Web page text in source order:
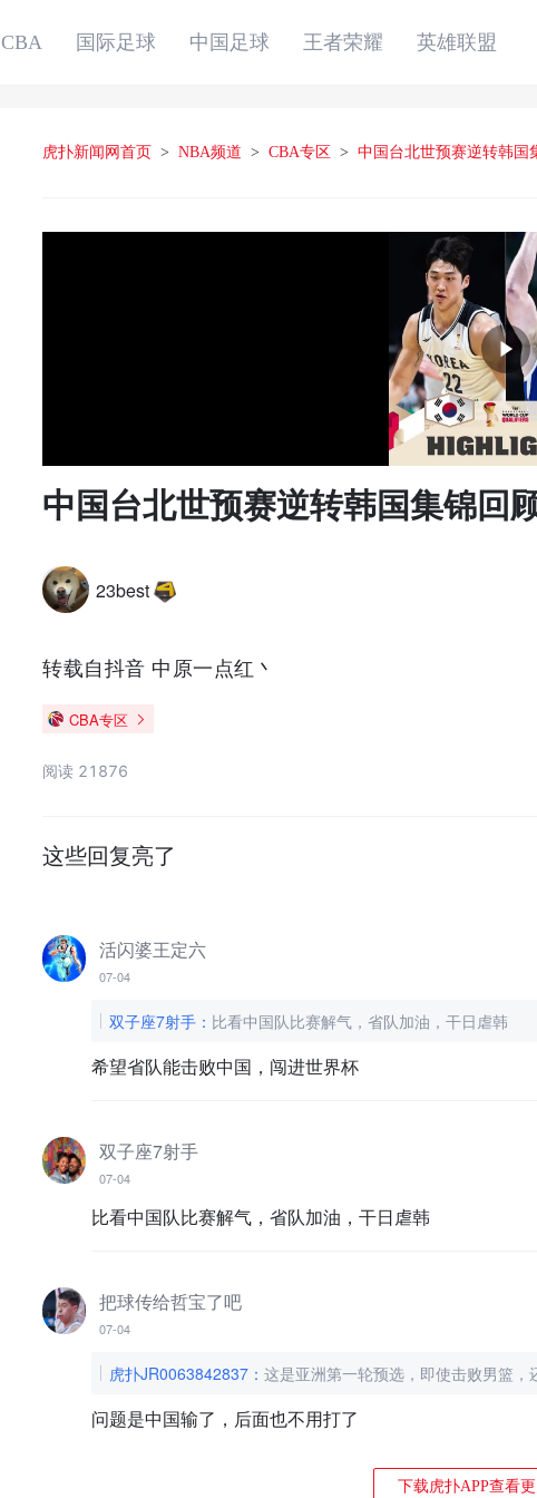
CBA 国际足球 中国足球 王者荣耀 英雄联盟
虎扑新闻网首页 > NBA频道 > CBA专区 > 中国台北世预赛逆转韩国
中国台北世预赛逆转韩国集锦回
23best
转载自抖音 中原一点红丶
CBA专区
阅读 21876
这些回复亮了
活闪婆王定六
07-04
双子座7射手 ： 比看中国队比赛解气，省队加油，干日虐韩
希望省队能击败中国，闯进世界杯
双子座7射手
07-04
比看中国队比赛解气，省队加油，干日虐韩
把球传给哲宝了吧
07-04
虎扑JR0063842837 ： 这是亚洲第一轮预选，即使击败男篮，
问题是中国输了，后面也不用打了
下载虎扑APP查看